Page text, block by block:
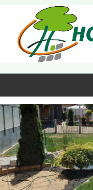
Home
Über uns
Leistungen
Referenzen